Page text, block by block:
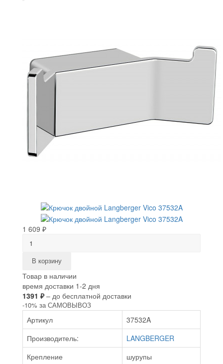
1 609 ₽
В корзину
Товар в наличии
время доставки 1-2 дня
1391 ₽– до бесплатной доставки
-10% за САМОВЫВОЗ
Артикул
37532A
Производитель:
LANGBERGER
Крепление
шурупы